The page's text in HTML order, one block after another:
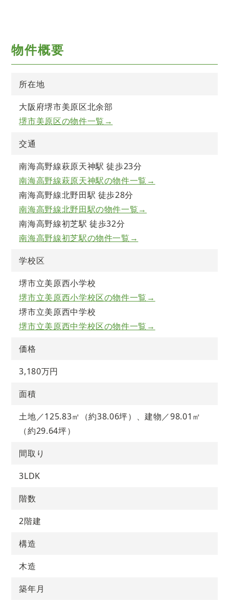
物件概要
所在地
大阪府堺市美原区北余部
堺市美原区の物件一覧→
交通
南海高野線萩原天神駅 徒歩23分
南海高野線萩原天神駅の物件一覧→
南海高野線北野田駅 徒歩28分
南海高野線北野田駅の物件一覧→
南海高野線初芝駅 徒歩32分
南海高野線初芝駅の物件一覧→
学校区
堺市立美原西小学校
堺市立美原西小学校区の物件一覧→
堺市立美原西中学校
堺市立美原西中学校区の物件一覧→
価格
3,180万円
面積
土地／125.83㎡（約38.06坪）、建物／98.01㎡
（約29.64坪）
間取り
3LDK
階数
2階建
構造
木造
築年月